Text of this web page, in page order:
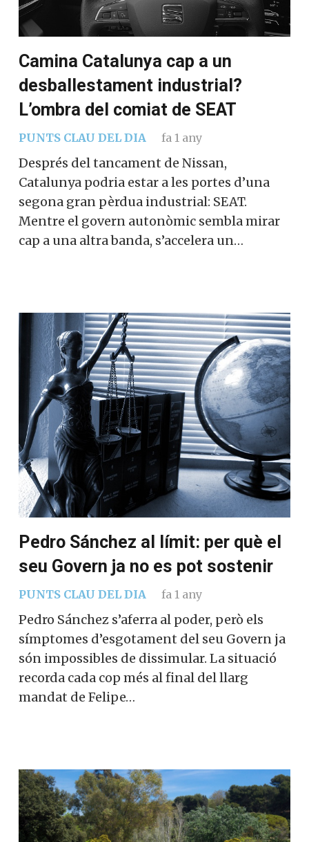
Camina Catalunya cap a un
desballestament industrial?
L’ombra del comiat de SEAT
PUNTS CLAU DEL DIA fa 1 any
Després del tancament de Nissan,
Catalunya podria estar a les portes d’una
segona gran pèrdua industrial: SEAT.
Mentre el govern autonòmic sembla mirar
cap a una altra banda, s’accelera un…
Pedro Sánchez al límit: per què el
seu Govern ja no es pot sostenir
PUNTS CLAU DEL DIA fa 1 any
Pedro Sánchez s’aferra al poder, però els
símptomes d’esgotament del seu Govern ja
són impossibles de dissimular. La situació
recorda cada cop més al final del llarg
mandat de Felipe…